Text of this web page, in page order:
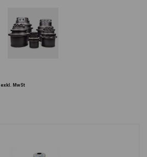
exkl. MwSt